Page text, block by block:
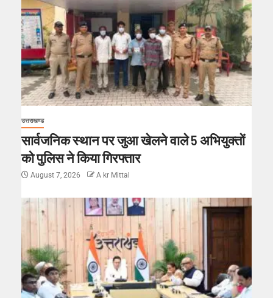
उत्तराखण्ड
सार्वजनिक स्थान पर जुआ खेलने वाले 5 अभियुक्तों
को पुलिस ने किया गिरफ्तार
August 7, 2026 A kr Mittal